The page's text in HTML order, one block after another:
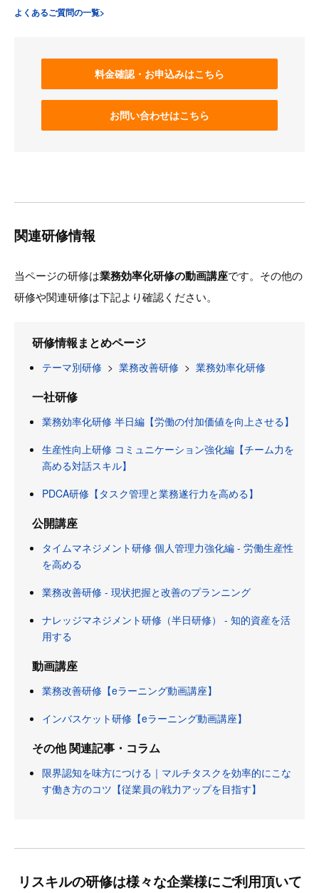
よくあるご質問の一覧>
料金確認・お申込みはこちら
お問い合わせはこちら
関連研修情報
当ページの研修は業務効率化研修の動画講座です。その他の
研修や関連研修は下記より確認ください。
研修情報まとめページ
テーマ別研修 > 業務改善研修 > 業務効率化研修
一社研修
業務効率化研修 半日編【労働の付加価値を向上させる】
生産性向上研修 コミュニケーション強化編【チーム力を
高める対話スキル】
PDCA研修【タスク管理と業務遂行力を高める】
公開講座
タイムマネジメント研修 個人管理力強化編 - 労働生産性
を高める
業務改善研修 - 現状把握と改善のプランニング
ナレッジマネジメント研修（半日研修） - 知的資産を活
用する
動画講座
業務改善研修【eラーニング動画講座】
インバスケット研修【eラーニング動画講座】
その他 関連記事・コラム
限界認知を味方につける｜マルチタスクを効率的にこな
す働き方のコツ【従業員の戦力アップを目指す】
リスキルの研修は様々な企業様にご利用頂いて